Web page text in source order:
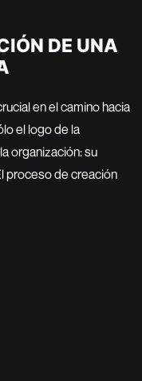
DE UNA
en el camino hacia
el logo de la
organización: su
proceso de creación